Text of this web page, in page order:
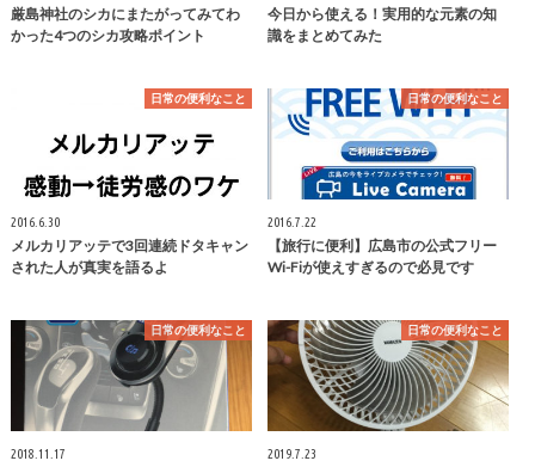
厳島神社のシカにまたがってみてわ
かった4つのシカ攻略ポイント
今日から使える！実用的な元素の知
識をまとめてみた
日常の便利なこと
2016.6.30
メルカリアッテで3回連続ドタキャン
された人が真実を語るよ
日常の便利なこと
2016.7.22
【旅行に便利】広島市の公式フリー
Wi-Fiが使えすぎるので必見です
日常の便利なこと
2018.11.17
日常の便利なこと
2019.7.23